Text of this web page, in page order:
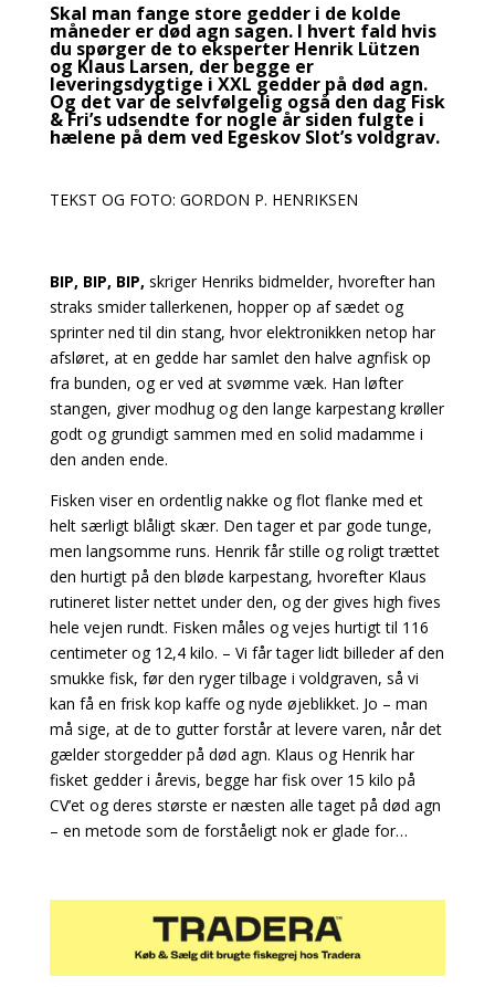
Skal man fange store gedder i de kolde
måneder er død agn sagen. I hvert fald hvis
du spørger de to eksperter Henrik Lützen
og Klaus Larsen, der begge er
leveringsdygtige i XXL gedder på død agn.
Og det var de selvfølgelig også den dag Fisk
& Fri’s udsendte for nogle år siden fulgte i
hælene på dem ved Egeskov Slot’s voldgrav.
TEKST OG FOTO: GORDON P. HENRIKSEN
BIP, BIP, BIP, skriger Henriks bidmelder, hvorefter han
straks smider tallerkenen, hopper op af sædet og
sprinter ned til din stang, hvor elektronikken netop har
afsløret, at en gedde har samlet den halve agnfisk op
fra bunden, og er ved at svømme væk. Han løfter
stangen, giver modhug og den lange karpestang krøller
godt og grundigt sammen med en solid madamme i
den anden ende.
Fisken viser en ordentlig nakke og flot flanke med et
helt særligt blåligt skær. Den tager et par gode tunge,
men langsomme runs. Henrik får stille og roligt trættet
den hurtigt på den bløde karpestang, hvorefter Klaus
rutineret lister nettet under den, og der gives high fives
hele vejen rundt. Fisken måles og vejes hurtigt til 116
centimeter og 12,4 kilo. – Vi får tager lidt billeder af den
smukke fisk, før den ryger tilbage i voldgraven, så vi
kan få en frisk kop kaffe og nyde øjeblikket. Jo – man
må sige, at de to gutter forstår at levere varen, når det
gælder storgedder på død agn. Klaus og Henrik har
fisket gedder i årevis, begge har fisk over 15 kilo på
CV’et og deres største er næsten alle taget på død agn
– en metode som de forståeligt nok er glade for…